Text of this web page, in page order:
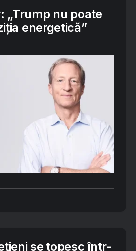
„Trump nu poate
energetică”
se topesc într-